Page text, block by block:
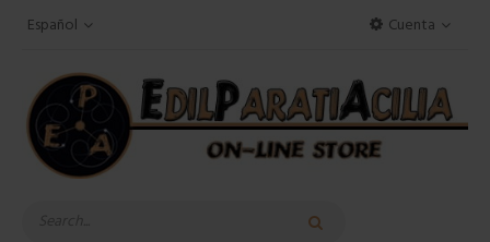
Cuenta
Español